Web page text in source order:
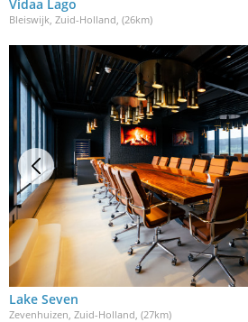
Vidaa Lago
Bleiswijk, Zuid-Holland, (26km)
Lake Seven
Zevenhuizen, Zuid-Holland , (27km)